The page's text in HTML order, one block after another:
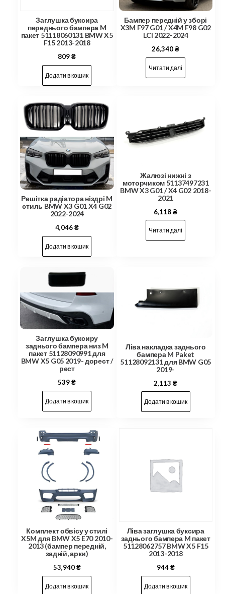
Заглушка буксира
переднього бампера M
пакет 51118060131 BMW X5
F15 2013-2018
809₴
Додати в кошик
Бампер передній у зборі
X3M F97 G01 / X4M F98 G02
LCI 2022-2024
26,340₴
Читати далі
Решітка радіатора ніздрі M
стиль BMW X3 G01 X4 G02
2022-2024
4,046₴
Додати в кошик
Жалюзі нижні з
моторчиком 51137497231
BMW X3 G01 / X4 G02 2018-
2021
6,118₴
Читати далі
Заглушка буксиру
заднього бампера низ M
пакет 51128090991 для
BMW X5 G05 2019- дорест /
рест
539₴
Додати в кошик
Ліва накладка заднього
бампера M Paket
51128092131 для BMW G05
2019-
2,113₴
Додати в кошик
Комплект обвісу у стилі
X5M для BMW X5 E70 2010-
2013 (бампер передній,
задній, арки)
53,940₴
Додати в кошик
Ліва заглушка буксира
заднього бампера M пакет
51128062757 BMW X5 F15
2013-2018
944₴
Додати в кошик